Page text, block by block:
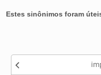
Sinônimos
Estes sinônimos foram
Nenhum dos sinônimos